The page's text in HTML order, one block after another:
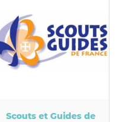
Scouts et Guides de